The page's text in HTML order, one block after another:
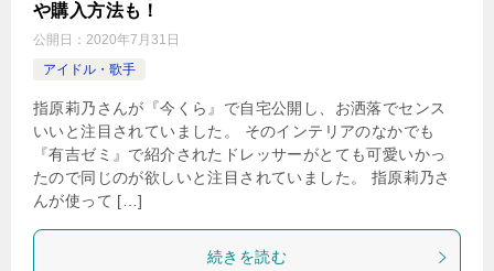
や購入方法も！
公開日： 2020年7月31日
アイドル・歌手
指原莉乃さんが『今くら』で自宅公開し、お洒落でセンス
いいと注目されていました。 そのインテリアのなかでも
『有吉ゼミ』で紹介されたドレッサーがとても可愛いかっ
たので同じのが欲しいと注目されていました。 指原莉乃さ
んが使って […]
続きを読む